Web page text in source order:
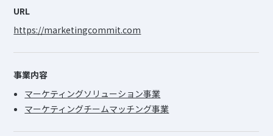
URL
https://marketingcommit.com
事業内容
マーケティングソリューション事業
マーケティングチームマッチング事業